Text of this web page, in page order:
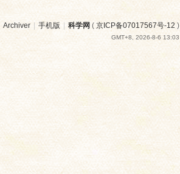
Archiver | 手机版 | 科学网 ( 京ICP备07017567号-12)
GMT+8, 2026-8-6 13:03